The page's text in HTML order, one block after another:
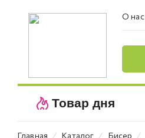
О нас
Товар дня
Главная ⁄ Каталог ⁄ Бисер ⁄